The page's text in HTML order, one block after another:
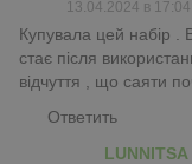
13.04.2024 в 17:04
Купувала цей набір .
стає після
відчуття , що саяти
Ответить
LUNNITSA